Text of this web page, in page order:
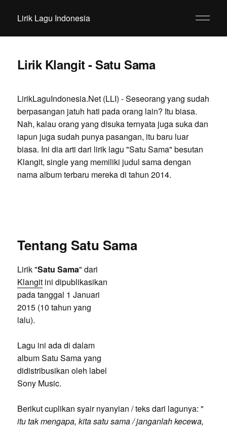
Lirik Lagu Indonesia
Lirik Klangit - Satu Sama
LirikLaguIndonesia.Net (LLI) - Seseorang yang sudah
berpasangan jatuh hati pada orang lain? Itu biasa.
Nah, kalau orang yang disuka ternyata juga suka dan
iapun juga sudah punya pasangan, itu baru luar
biasa. Ini dia arti dari lirik lagu "Satu Sama" besutan
Klangit, single yang memiliki judul sama dengan
nama album terbaru mereka di tahun 2014.
Tentang Satu Sama
Lirik "Satu Sama" dari
Klangitini dipublikasikan
pada tanggal 1 Januari
2015 (10 tahun yang
lalu).
Lagu ini ada di dalam
album Satu Sama yang
didistribusikan oleh label
Sony Music.
Berikut cuplikan syair nyanyian / teks dari lagunya: "
itu tak mengapa, kita satu sama / janganlah kecewa,